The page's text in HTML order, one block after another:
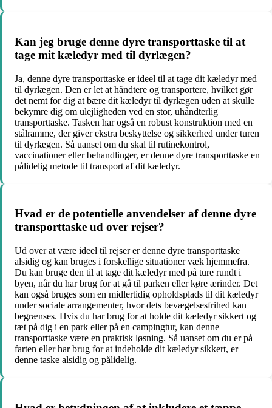
Kan jeg bruge denne dyre transporttaske til at
tage mit kæledyr med til dyrlægen?
Ja, denne dyre transporttaske er ideel til at tage dit kæledyr med
til dyrlægen. Den er let at håndtere og transportere, hvilket gør
det nemt for dig at bære dit kæledyr til dyrlægen uden at skulle
bekymre dig om ulejligheden ved en stor, uhåndterlig
transporttaske. Tasken har også en robust konstruktion med en
stålramme, der giver ekstra beskyttelse og sikkerhed under turen
til dyrlægen. Så uanset om du skal til rutinekontrol,
vaccinationer eller behandlinger, er denne dyre transporttaske en
pålidelig metode til transport af dit kæledyr.
Hvad er de potentielle anvendelser af denne dyre
transporttaske ud over rejser?
Ud over at være ideel til rejser er denne dyre transporttaske
alsidig og kan bruges i forskellige situationer væk hjemmefra.
Du kan bruge den til at tage dit kæledyr med på ture rundt i
byen, når du har brug for at gå til parken eller køre ærinder. Det
kan også bruges som en midlertidig opholdsplads til dit kæledyr
under sociale arrangementer, hvor dets bevægelsesfrihed kan
begrænses. Hvis du har brug for at holde dit kæledyr sikkert og
tæt på dig i en park eller på en campingtur, kan denne
transporttaske være en praktisk løsning. Så uanset om du er på
farten eller har brug for at indeholde dit kæledyr sikkert, er
denne taske alsidig og pålidelig.